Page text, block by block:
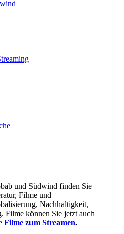
und Südwind finden Sie
Filme und
Nachhaltigkeit,
Filme können Sie jetzt auch
Filme zum Streamen.